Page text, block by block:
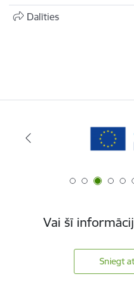
Dalīties
Vai šī
Sniegt